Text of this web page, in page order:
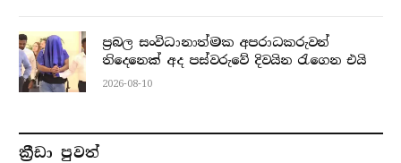
ප්‍රබල සංවිධානාත්මක අපරාධකරුවන්
තිදෙනෙක් අද පස්වරුවේ දිවයින රැගෙන එයි
2026-08-10
ක්‍රීඩා පුවත්